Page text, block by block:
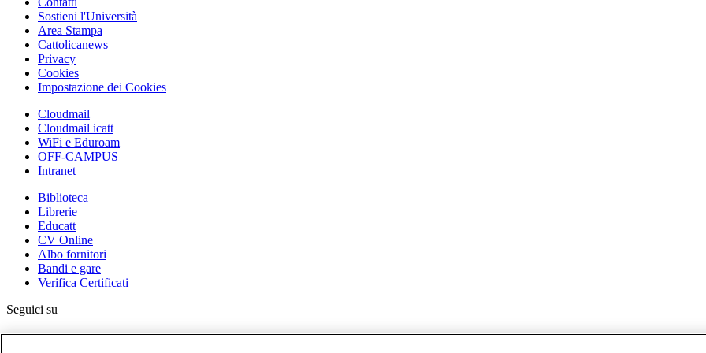
Sostieni l'Università
Area Stampa
Cattolicanews
Privacy
Cookies
Impostazione dei Cookies
Cloudmail
Cloudmail icatt
WiFi e Eduroam
OFF-CAMPUS
Intranet
Biblioteca
Librerie
Educatt
CV Online
Albo fornitori
Bandi e gare
Verifica Certificati
Seguici su